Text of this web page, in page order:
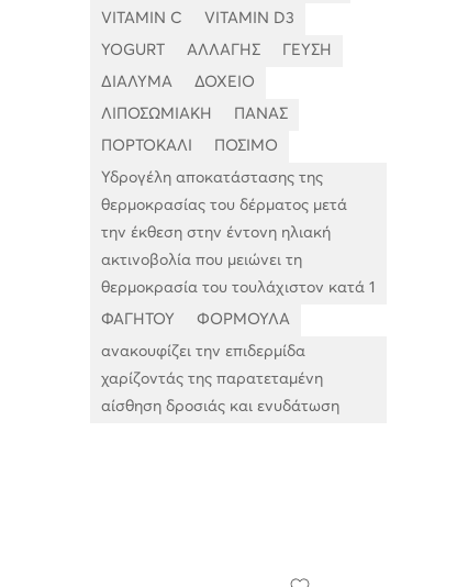
VITAMIN C VITAMIN D3
YOGURT ΑΛΛΑΓΗΣ ΓΕΥΣΗ
ΔΙΑΛΥΜΑ ΔΟΧΕΙΟ
ΛΙΠΟΣΩΜΙΑΚΗ ΠΑΝΑΣ
ΠΟΡΤΟΚΑΛΙ ΠΟΣΙΜΟ
Υδρογέλη αποκατάστασης της
θερμοκρασίας του δέρματος μετά
την έκθεση στην έντονη ηλιακή
ακτινοβολία που μειώνει τη
θερμοκρασία του τουλάχιστον κατά 1
ΦΑΓΗΤΟΥ ΦΟΡΜΟΥΛΑ
ανακουφίζει την επιδερμίδα
χαρίζοντάς της παρατεταμένη
αίσθηση δροσιάς και ενυδάτωση